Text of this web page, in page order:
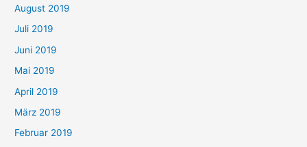
August 2019
Juli 2019
Juni 2019
Mai 2019
April 2019
März 2019
Februar 2019